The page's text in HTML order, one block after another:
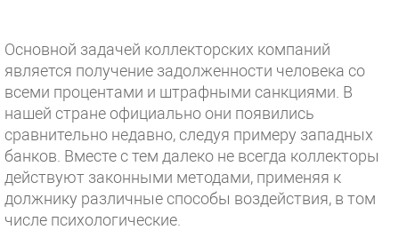
Основной задачей коллекторских компаний
является получение задолженности человека со
всеми процентами и штрафными санкциями. В
нашей стране официально они появились
сравнительно недавно, следуя примеру западных
банков. Вместе с тем далеко не всегда коллекторы
действуют законными методами, применяя к
должнику различные способы воздействия, в том
числе психологические.